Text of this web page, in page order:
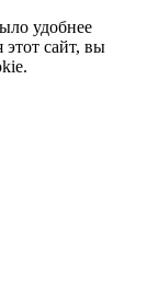
удобнее
сайт, вы